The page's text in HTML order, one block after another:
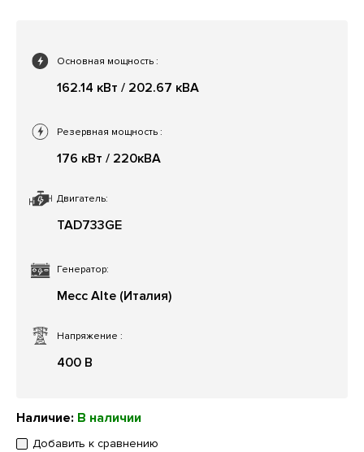
Основная мощность :
162.14 кВт / 202.67 кВА
Двигатель:
TAD733GE
Напряжение :
400 В
Резервная мощность :
176 кВт / 220кВА
Генератор:
Mecc Alte (Италия)
Наличие: В наличии
Добавить к сравнению